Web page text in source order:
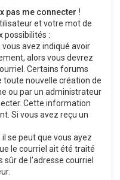
pas me connecter !
et votre mot de
possibilités :
vous avez indiqué avoir
alors vous devrez
Certains forums
nouvelle création de
ou par un administrateur
Cette information
Si vous avez reçu un
il se peut que vous ayez
le courriel ait été traité
de l’adresse courriel